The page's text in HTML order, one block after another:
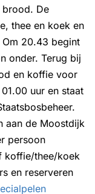
De
thee en koek en
20.43 begint
onder. Terug bij
en koffie voor
uur en staat
aan de Moostdijk
persoon
koffie/thee/koek
en reserveren